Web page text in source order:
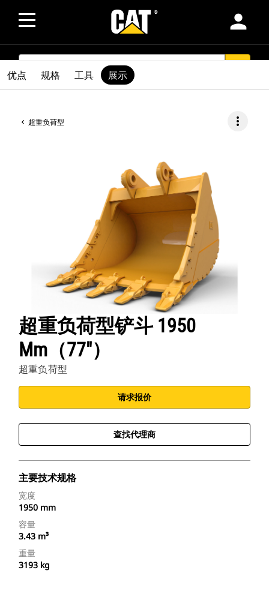
person
SEARCH
超重负荷型 more_vert
超重负荷型铲斗 1950
Mm（77"）
超重负荷型
请求报价
查找代理商
主要技术规格
宽度
1950 mm
容量
3.43 m³
重量
3193 kg
优点 规格 工具 展示